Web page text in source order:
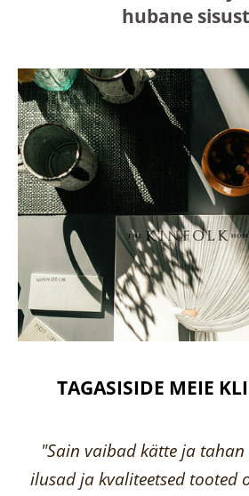
hubane
TAGASISIDE MEIE
"Sain vaibad kätte ja
ilusad ja kvaliteetsed tooted